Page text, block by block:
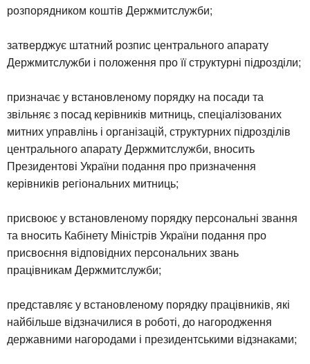
розпорядником коштів Держмитслужби;
затверджує штатний розпис центрального апарату
Держмитслужби і положення про її структурні підрозділи;
призначає у встановленому порядку на посади та
звільняє з посад керівників митниць, спеціалізованих
митних управлінь і організацій, структурних підрозділів
центрального апарату Держмитслужби, вносить
Президентові України подання про призначення
керівників регіональних митниць;
присвоює у встановленому порядку персональні звання
та вносить Кабінету Міністрів України подання про
присвоєння відповідних персональних звань
працівникам Держмитслужби;
представляє у встановленому порядку працівників, які
найбільше відзначилися в роботі, до нагородження
державними нагородами і президентськими відзнаками;